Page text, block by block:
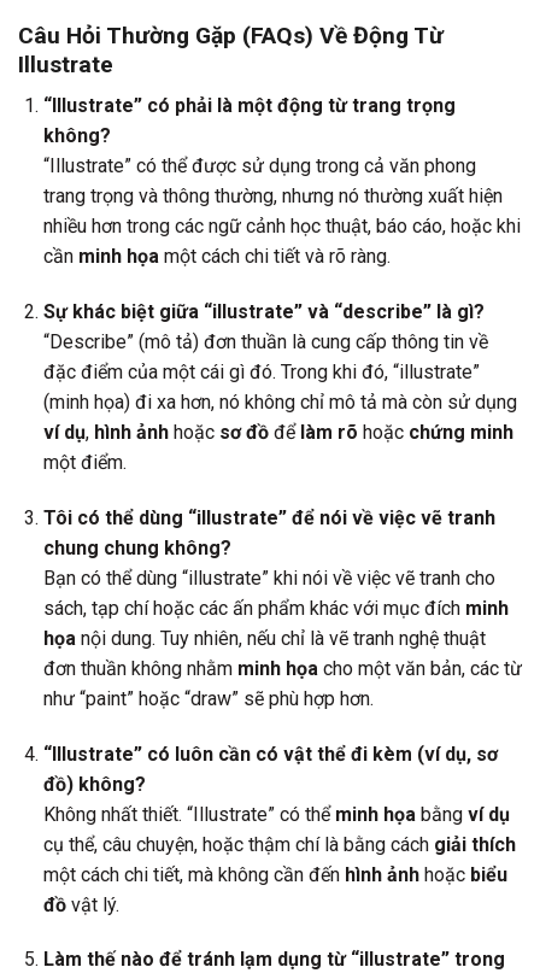
Câu Hỏi Thường Gặp (FAQs) Về Động Từ
Illustrate
“Illustrate” có phải là một động từ trang trọng
không?
“Illustrate” có thể được sử dụng trong cả văn phong
trang trọng và thông thường, nhưng nó thường xuất hiện
nhiều hơn trong các ngữ cảnh học thuật, báo cáo, hoặc khi
cần minh họamột cách chi tiết và rõ ràng.
Sự khác biệt giữa “illustrate” và “describe” là gì?
“Describe” (mô tả) đơn thuần là cung cấp thông tin về
đặc điểm của một cái gì đó. Trong khi đó, “illustrate”
(minh họa) đi xa hơn, nó không chỉ mô tả mà còn sử dụng
ví dụ, hình ảnhhoặc sơ đồđể làm rõ hoặc chứng minh
một điểm.
Tôi có thể dùng “illustrate” để nói về việc vẽ tranh
chung chung không?
Bạn có thể dùng “illustrate” khi nói về việc vẽ tranh cho
sách, tạp chí hoặc các ấn phẩm khác với mục đích minh
họanội dung. Tuy nhiên, nếu chỉ là vẽ tranh nghệ thuật
đơn thuần không nhằm minh họacho một văn bản, các từ
như “paint” hoặc “draw” sẽ phù hợp hơn.
“Illustrate” có luôn cần có vật thể đi kèm (ví dụ, sơ
đồ) không?
Không nhất thiết. “Illustrate” có thể minh họa bằng ví dụ
cụ thể, câu chuyện, hoặc thậm chí là bằng cách giải thích
một cách chi tiết, mà không cần đến hình ảnhhoặc biểu
đồvật lý.
Làm thế nào để tránh lạm dụng từ “illustrate” trong